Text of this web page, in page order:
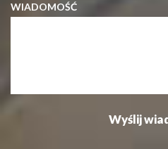
WIADOMOŚĆ